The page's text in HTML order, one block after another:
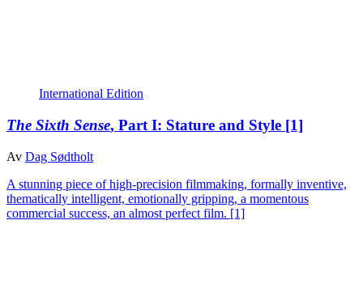
International Edition
The Sixth Sense, Part I: Stature and Style [1]
Av Dag Sødtholt
A stunning piece of high-precision filmmaking, formally inventive,
thematically intelligent, emotionally gripping, a momentous
commercial success, an almost perfect film. [1]